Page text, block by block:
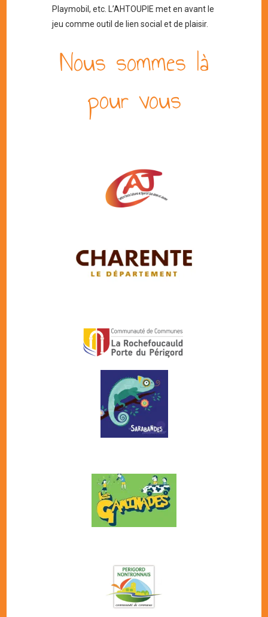
Playmobil, etc. L’AHTOUPIE met en avant le
jeu comme outil de lien social et de plaisir.
Nous sommes là
pour vous